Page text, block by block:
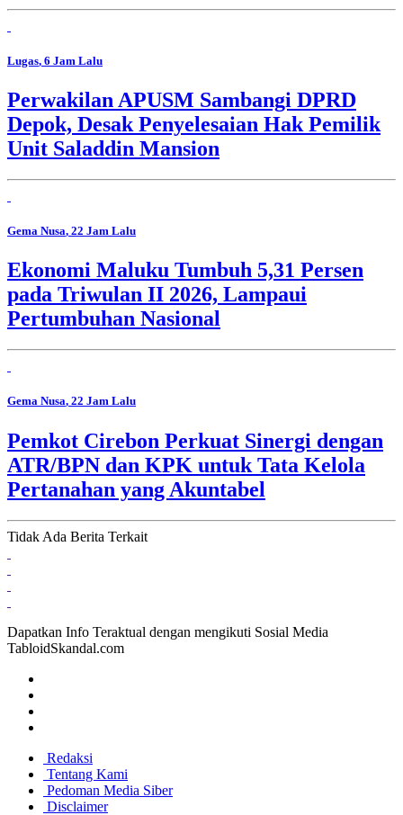
Lugas, 6 Jam Lalu
Perwakilan APUSM Sambangi DPRD
Depok, Desak Penyelesaian Hak Pemilik
Unit Saladdin Mansion
Gema Nusa, 22 Jam Lalu
Ekonomi Maluku Tumbuh 5,31 Persen
pada Triwulan II 2026, Lampaui
Pertumbuhan Nasional
Gema Nusa, 22 Jam Lalu
Pemkot Cirebon Perkuat Sinergi dengan
ATR/BPN dan KPK untuk Tata Kelola
Pertanahan yang Akuntabel
Tidak Ada Berita Terkait
Dapatkan Info Teraktual dengan mengikuti Sosial Media
TabloidSkandal.com
Redaksi
Tentang Kami
Pedoman Media Siber
Disclaimer